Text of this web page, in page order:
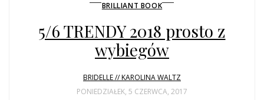
BRILLIANT BOOK
5/6 TRENDY 2018 prosto z
wybiegów
BRIDELLE // KAROLINA WALTZ
PONIEDZIAŁEK, 5 CZERWCA, 2017